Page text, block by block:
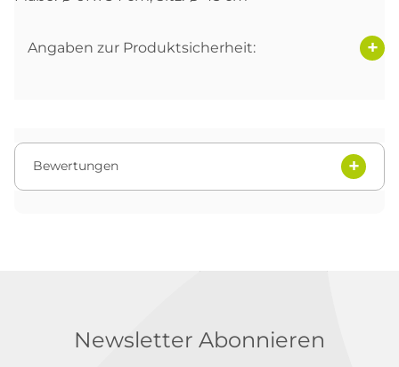
Angaben zur Produktsicherheit:
Bewertungen
Newsletter Abonnieren